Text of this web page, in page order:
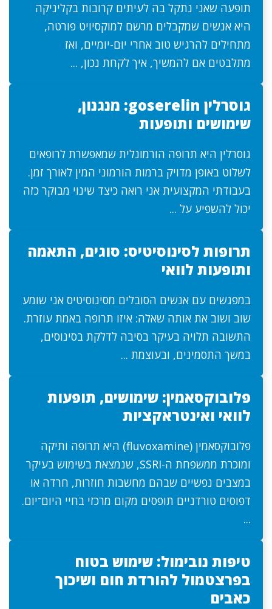
תופעה שאני נתקל בה לעיתים קרובות בקליניקה
היא אנשים שמקבלים מרשם למוקסיויט פורטה,
מתחילים להרגיש טוב אחרי יום-יומיים, ואז
מתלבטים אם להמשיך, איך לקחת נכון, ...
גוסרלין goserelin: מנגנון,
שימושים ותופעות
גוסרלין היא תרופה הורמונלית שמאפשרת לרופאים
לשלוט באופן מדויק ברמות הורמוני המין לאורך זמן.
בעבודתי המקצועית אני רואה כיצד שינוי מבוקר כזה
יכול להשפיע על ...
תרופות לסינוסיטיס: סוגים, התאמה
ותופעות לוואי
במפגשים עם אנשים הסובלים מסינוסיטיס אני שומע
שוב ושוב את אותה שאלה: איזו תרופה באמת עוזרת.
התשובה תלויה בעיקר בסיבה לדלקת בסינוסים,
במשך התסמינים, ובעוצמת ...
פלובוקסאמין: שימושים, תופעות
לוואי ואינטראקציות
פלובוקסאמין (fluvoxamine) היא תרופה ותיקה
ומוכרת ממשפחת ה-SSRI, שנמצאת בשימוש בעיקר
במצבים נפשיים שבהם מחשבות חוזרות, חרדה או
דפוסים טורדניים תופסים מקום מרכזי בחיי היום־יום.
...
טיפות נובימול: שימוש בטוח
בפרצטמול להורדת חום ושיכוך
כאבים